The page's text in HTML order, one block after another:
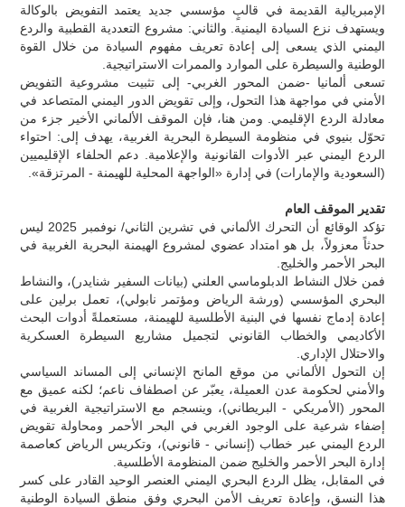
الإمبريالية القديمة في قالبٍ مؤسسي جديد يعتمد التفويض بالوكالة
ويستهدف نزع السيادة اليمنية. والثاني: مشروع التعددية القطبية والردع
اليمني الذي يسعى إلى إعادة تعريف مفهوم السيادة من خلال القوة
الوطنية والسيطرة على الموارد والممرات الاستراتيجية.
تسعى ألمانيا -ضمن المحور الغربي- إلى تثبيت مشروعية التفويض
الأمني في مواجهة هذا التحول، وإلى تقويض الدور اليمني المتصاعد في
معادلة الردع الإقليمي. ومن هنا، فإن الموقف الألماني الأخير جزء من
تحوّل بنيوي في منظومة السيطرة البحرية الغربية، يهدف إلى: احتواء
الردع اليمني عبر الأدوات القانونية والإعلامية. دعم الحلفاء الإقليميين
(السعودية والإمارات) في إدارة «الواجهة المحلية للهيمنة - المرتزقة».
تقدير الموقف العام
تؤكد الوقائع أن التحرك الألماني في تشرين الثاني/ نوفمبر 2025 ليس
حدثاً معزولاً، بل هو امتداد عضوي لمشروع الهيمنة البحرية الغربية في
البحر الأحمر والخليج.
فمن خلال النشاط الدبلوماسي العلني (بيانات السفير شنايدر)، والنشاط
البحري المؤسسي (ورشة الرياض ومؤتمر نابولي)، تعمل برلين على
إعادة إدماج نفسها في البنية الأطلسية للهيمنة، مستعملةً أدوات البحث
الأكاديمي والخطاب القانوني لتجميل مشاريع السيطرة العسكرية
والاحتلال الإداري.
إن التحول الألماني من موقع المانح الإنساني إلى المساند السياسي
والأمني لحكومة عدن العميلة، يعبّر عن اصطفاف ناعم؛ لكنه عميق مع
المحور (الأمريكي - البريطاني)، وينسجم مع الاستراتيجية الغربية في
إضفاء شرعية على الوجود الغربي في البحر الأحمر ومحاولة تقويض
الردع اليمني عبر خطاب (إنساني - قانوني)، وتكريس الرياض كعاصمة
إدارة البحر الأحمر والخليج ضمن المنظومة الأطلسية.
في المقابل، يظل الردع البحري اليمني العنصر الوحيد القادر على كسر
هذا النسق، وإعادة تعريف الأمن البحري وفق منطق السيادة الوطنية